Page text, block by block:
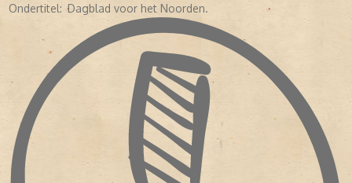
Ondertitel: Dagblad voor het Noorden.